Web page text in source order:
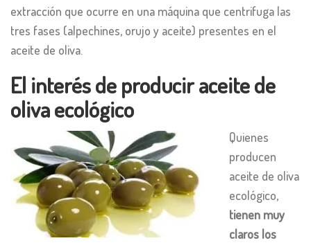
extracción que ocurre en una máquina que centrifuga las
tres fases (alpechines, orujo y aceite) presentes en el
aceite de oliva.
El interés de producir aceite de
oliva ecológico
Quienes
producen
aceite de oliva
ecológico,
tienen muy
claros los